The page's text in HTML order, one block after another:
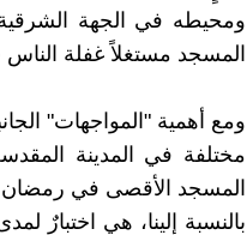
ومحيطه في الجهة
المسجد مستغلاً غفلة الناس
ومع أهمية "المواجهات"
مختلفة في المدينة
المسجد الأقصى في رمضان
بالنسبة إلينا، هي اختبارٌ